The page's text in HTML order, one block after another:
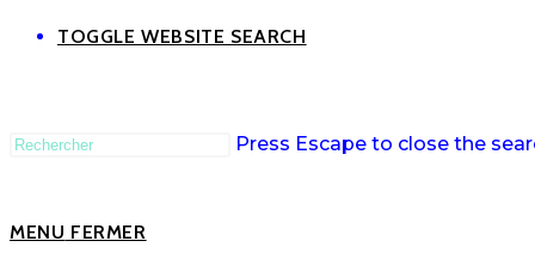
TOGGLE WEBSITE SEARCH
Press Escape to close the
MENU FERMER